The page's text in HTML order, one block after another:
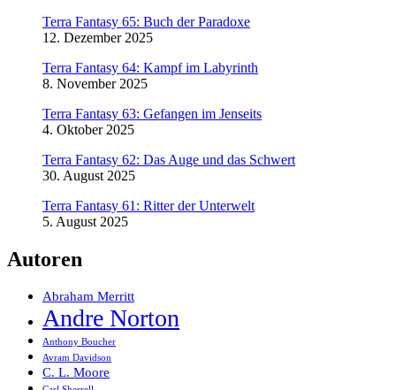
Terra Fantasy 65: Buch der Paradoxe
12. Dezember 2025
Terra Fantasy 64: Kampf im Labyrinth
8. November 2025
Terra Fantasy 63: Gefangen im Jenseits
4. Oktober 2025
Terra Fantasy 62: Das Auge und das Schwert
30. August 2025
Terra Fantasy 61: Ritter der Unterwelt
5. August 2025
Autoren
Abraham Merritt
Andre Norton
Anthony Boucher
Avram Davidson
C. L. Moore